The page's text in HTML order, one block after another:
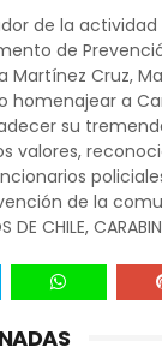
de la
de
Martínez Cruz,
homenajear a
su
valores,
de la
CHILE,